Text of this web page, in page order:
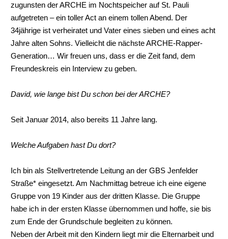
zugunsten der ARCHE im Nochtspeicher auf St. Pauli
aufgetreten – ein toller Act an einem tollen Abend. Der
34jährige ist verheiratet und Vater eines sieben und eines acht
Jahre alten Sohns. Vielleicht die nächste ARCHE-Rapper-
Generation… Wir freuen uns, dass er die Zeit fand, dem
Freundeskreis ein Interview zu geben.
David, wie lange bist Du schon bei der ARCHE?
Seit Januar 2014, also bereits 11 Jahre lang.
Welche Aufgaben hast Du dort?
Ich bin als Stellvertretende Leitung an der GBS Jenfelder
Straße* eingesetzt. Am Nachmittag betreue ich eine eigene
Gruppe von 19 Kinder aus der dritten Klasse. Die Gruppe
habe ich in der ersten Klasse übernommen und hoffe, sie bis
zum Ende der Grundschule begleiten zu können.
Neben der Arbeit mit den Kindern liegt mir die Elternarbeit und